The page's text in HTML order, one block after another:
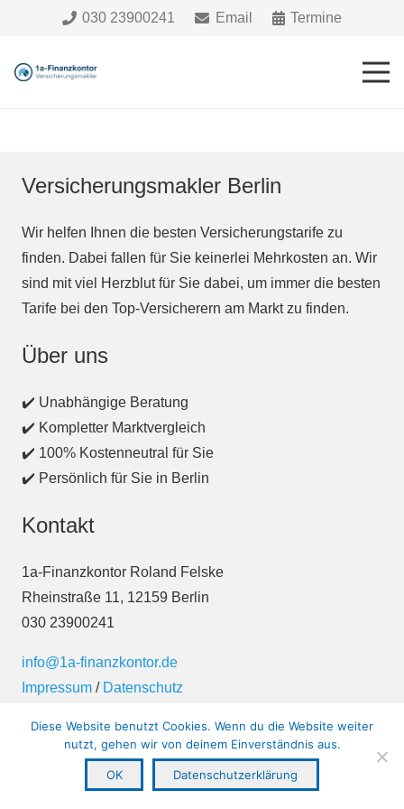
030 23900241 Email Termine
Versicherungsmakler Berlin
Wir helfen Ihnen die besten Versicherungstarife zu
finden. Dabei fallen für Sie keinerlei Mehrkosten an. Wir
sind mit viel Herzblut für Sie dabei, um immer die besten
Tarife bei den Top-Versicherern am Markt zu finden.
Über uns
✔️ Unabhängige Beratung
✔️ Kompletter Marktvergleich
✔️ 100% Kostenneutral für Sie
✔️ Persönlich für Sie in Berlin
Kontakt
1a-Finanzkontor Roland Felske
Rheinstraße 11, 12159 Berlin
030 23900241
info@1a-finanzkontor.de
Impressum / Datenschutz
Diese Website benutzt Cookies. Wenn du die Website weiter
nutzt, gehen wir von deinem Einverständnis aus.
OK Datenschutzerklärung